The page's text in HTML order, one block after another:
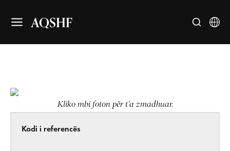
AQSHF
Kliko mbi foton për t’a zmadhuar.
Kodi i referencës